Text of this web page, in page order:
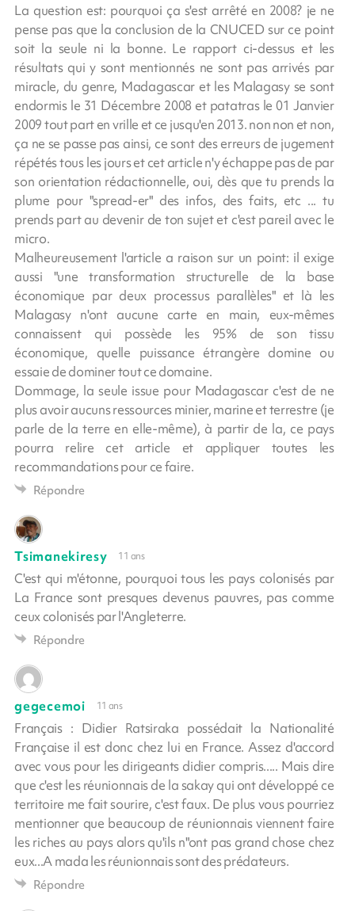
La question est: pourquoi ça s'est arrêté en 2008? je ne
pense pas que la conclusion de la CNUCED sur ce point
soit la seule ni la bonne. Le rapport ci-dessus et les
résultats qui y sont mentionnés ne sont pas arrivés par
miracle, du genre, Madagascar et les Malagasy se sont
endormis le 31 Décembre 2008 et patatras le 01 Janvier
2009 tout part en vrille et ce jusqu'en 2013. non non et non,
ça ne se passe pas ainsi, ce sont des erreurs de jugement
répétés tous les jours et cet article n'y échappe pas de par
son orientation rédactionnelle, oui, dès que tu prends la
plume pour "spread-er" des infos, des faits, etc ... tu
prends part au devenir de ton sujet et c'est pareil avec le
micro.
Malheureusement l'article a raison sur un point: il exige
aussi "une transformation structurelle de la base
économique par deux processus parallèles" et là les
Malagasy n'ont aucune carte en main, eux-mêmes
connaissent qui possède les 95% de son tissu
économique, quelle puissance étrangère domine ou
essaie de dominer tout ce domaine.
Dommage, la seule issue pour Madagascar c'est de ne
plus avoir aucuns ressources minier, marine et terrestre (je
parle de la terre en elle-même), à partir de la, ce pays
pourra relire cet article et appliquer toutes les
recommandations pour ce faire.
Répondre
Tsimanekiresy 11 ans
C'est qui m'étonne, pourquoi tous les pays colonisés par
La France sont presques devenus pauvres, pas comme
ceux colonisés par l'Angleterre.
Répondre
gegecemoi 11 ans
Français : Didier Ratsiraka possédait la Nationalité
Française il est donc chez lui en France. Assez d'accord
avec vous pour les dirigeants didier compris..... Mais dire
que c'est les réunionnais de la sakay qui ont développé ce
territoire me fait sourire, c'est faux. De plus vous pourriez
mentionner que beaucoup de réunionnais viennent faire
les riches au pays alors qu'ils n"ont pas grand chose chez
eux...A mada les réunionnais sont des prédateurs.
Répondre